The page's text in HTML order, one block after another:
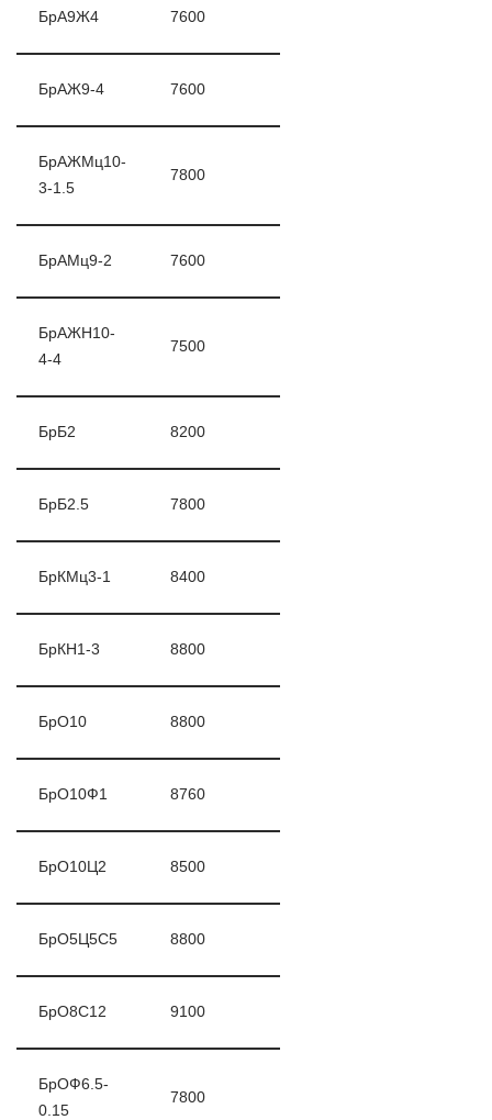
БрА9Ж4 7600
БрАЖ9-4 7600
БрАЖМц10-
3-1.5
7800
БрАМц9-2 7600
БрАЖН10-
4-4
7500
БрБ2 8200
БрБ2.5 7800
БрКМц3-1 8400
БрКН1-3 8800
БрО10 8800
БрО10Ф1 8760
БрО10Ц2 8500
БрО5Ц5С5 8800
БрО8С12 9100
БрОФ6.5-
0.15
7800